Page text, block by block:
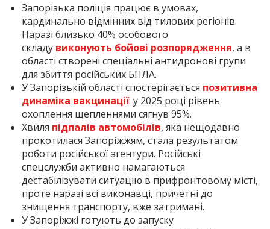
Запорізька поліція працює в умовах,
кардинально відмінних від тилових регіонів.
Наразі близько 40% особового
складу виконують бойові розпорядження, а в
області створені спеціальні антидронові групи
для збиття російських БПЛА.
У Запорізькій області спостерігається позитивна
динаміка вакцинації: у 2025 році рівень
охоплення щепленнями сягнув 95%.
Хвиля підпалів автомобілів, яка нещодавно
прокотилася Запоріжжям, стала результатом
роботи російської агентури. Російські
спецслужби активно намагаються
дестабілізувати ситуацію в прифронтовому місті,
проте наразі всі виконавці, причетні до
знищення транспорту, вже затримані.
У Запоріжжі готують до запуску